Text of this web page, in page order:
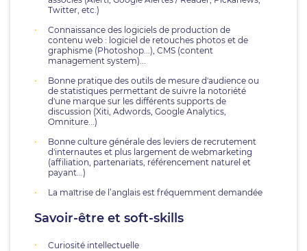
Twitter, etc.)
Connaissance des logiciels de production de
contenu web : logiciel de retouches photos et de
graphisme (Photoshop...), CMS (content
management system)...
Bonne pratique des outils de mesure d'audience ou
de statistiques permettant de suivre la notoriété
d'une marque sur les différents supports de
discussion (Xiti, Adwords, Google Analytics,
Omniture...)
Bonne culture générale des leviers de recrutement
d'internautes et plus largement de webmarketing
(affiliation, partenariats, référencement naturel et
payant...)
La maîtrise de l’anglais est fréquemment demandée
Savoir-être et soft-skills
Curiosité intellectuelle